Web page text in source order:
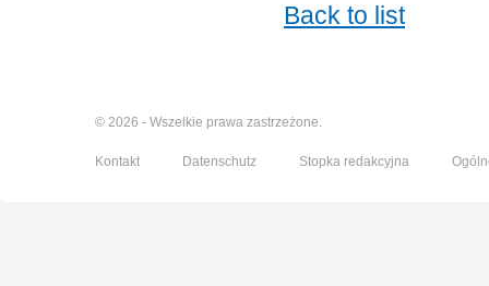
Back to list
© 2026 - Wszelkie prawa zastrzeżone.
Kontakt Datenschutz Stopka redakcyjna